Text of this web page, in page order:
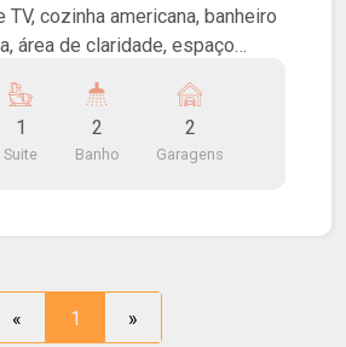
TV, cozinha americana, banheiro
área de claridade, espaço
1
Suite
2
Banho
2
Garagens
« 1 »